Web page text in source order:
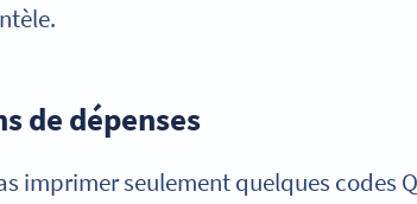
de dépenses
imprimer seulement quelques codes